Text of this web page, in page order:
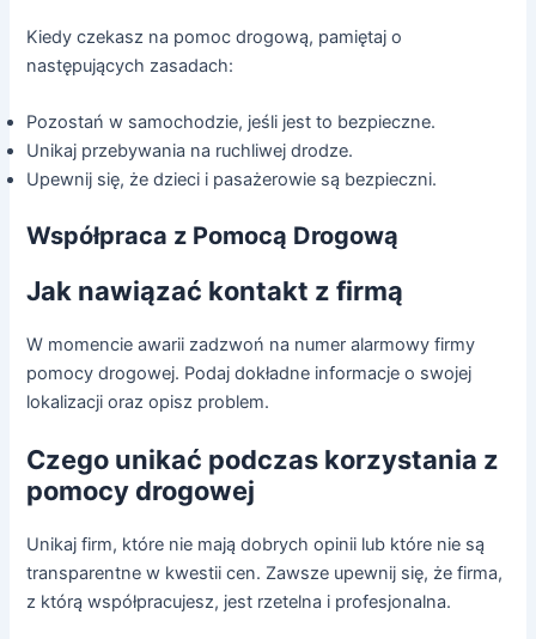
Kiedy czekasz na pomoc drogową, pamiętaj o
następujących zasadach:
Pozostań w samochodzie, jeśli jest to bezpieczne.
Unikaj przebywania na ruchliwej drodze.
Upewnij się, że dzieci i pasażerowie są bezpieczni.
Współpraca z Pomocą Drogową
Jak nawiązać kontakt z firmą
W momencie awarii zadzwoń na numer alarmowy firmy
pomocy drogowej. Podaj dokładne informacje o swojej
lokalizacji oraz opisz problem.
Czego unikać podczas korzystania z
pomocy drogowej
Unikaj firm, które nie mają dobrych opinii lub które nie są
transparentne w kwestii cen. Zawsze upewnij się, że firma,
z którą współpracujesz, jest rzetelna i profesjonalna.